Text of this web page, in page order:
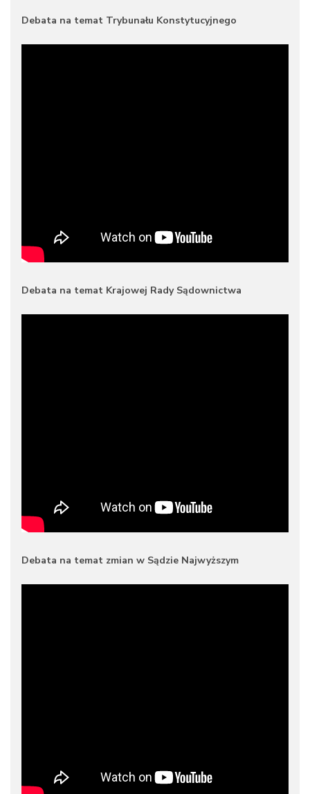
Debata na temat Trybunału Konstytucyjnego
Debata na temat Krajowej Rady Sądownictwa
Debata na temat zmian w Sądzie Najwyższym